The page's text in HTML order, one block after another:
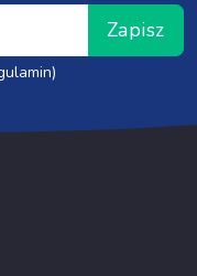
Zapisz